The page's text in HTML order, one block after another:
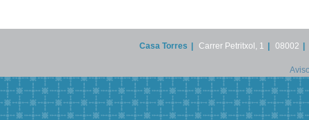
Casa Torres Carrer Petritxol, 1 08002